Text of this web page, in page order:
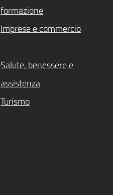
formazione
Imprese e commercio
Salute, benessere e
assistenza
Turismo